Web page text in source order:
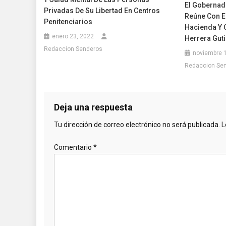
Privadas De Su Libertad En Centros
Penitenciarios
enero 23, 2022
Redaccion Senderos
El
Reúne Con
Hacienda Y
Herrera
noviembre
Redaccion
Deja una respuesta
Tu dirección de correo electrónico no será publicada.
Comentario *